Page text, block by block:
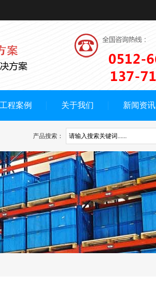
工程案例 关于我们 新闻资讯
产品搜索：